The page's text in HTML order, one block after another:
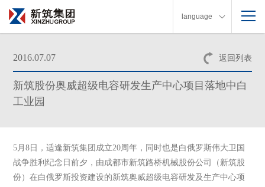
language
返回列表
2016.07.07
新筑股份奥威超级电容研发生产中心项目落地中白
工业园
5月8日，适逢新筑集团成立20周年，同时也是白俄罗斯伟大卫国
战争胜利纪念日前夕，由成都市新筑路桥机械股份公司（新筑股
份）在白俄罗斯投资建设的新筑奥威超级电容研发及生产中心项